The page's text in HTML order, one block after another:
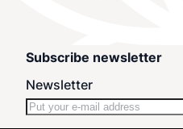
Subscribe newsletter
Newsletter